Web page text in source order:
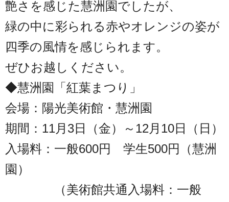
艶さを感じた慧洲園でしたが、
緑の中に彩られる赤やオレンジの姿が
四季の風情を感じられます。
ぜひお越しください。
◆慧洲園「紅葉まつり」
会場：陽光美術館・慧洲園
期間：11月3日（金）～12月10日（日）
入場料：一般600円 学生500円（慧洲
園）
（美術館共通入場料：一般